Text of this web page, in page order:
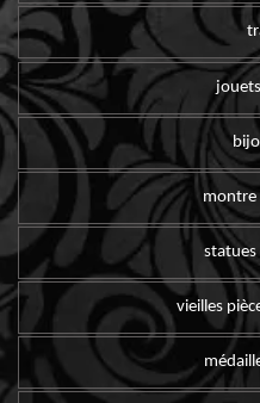
montre
statues
vieilles